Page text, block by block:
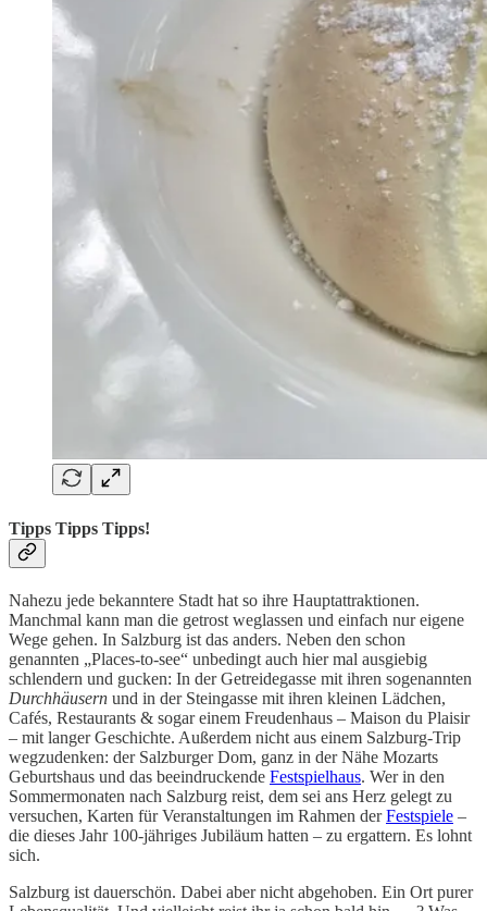
Tipps Tipps Tipps!
Nahezu jede bekanntere Stadt hat so ihre Hauptattraktionen.
Manchmal kann man die getrost weglassen und einfach nur eigene
Wege gehen. In Salzburg ist das anders. Neben den schon
genannten „Places-to-see“ unbedingt auch hier mal ausgiebig
schlendern und gucken: In der Getreidegasse mit ihren sogenannten
Durchhäusern und in der Steingasse mit ihren kleinen Lädchen,
Cafés, Restaurants & sogar einem Freudenhaus – Maison du Plaisir
– mit langer Geschichte. Außerdem nicht aus einem Salzburg-Trip
wegzudenken: der Salzburger Dom, ganz in der Nähe Mozarts
Geburtshaus und das beeindruckende Festspielhaus. Wer in den
Sommermonaten nach Salzburg reist, dem sei ans Herz gelegt zu
versuchen, Karten für Veranstaltungen im Rahmen derFestspiele –
die dieses Jahr 100-jähriges Jubiläum hatten – zu ergattern. Es lohnt
sich.
Salzburg ist dauerschön. Dabei aber nicht abgehoben. Ein Ort purer